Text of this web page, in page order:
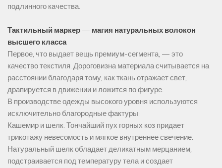
подлинного качества.
Тактильный маркер — магия натуральных волокон
высшего класса
Первое, что выдает вещь премиум-сегмента, — это
качество текстиля. Дороговизна материала считывается на
расстоянии благодаря тому, как ткань отражает свет,
драпируется в движении и ложится по фигуре.
В производстве одежды высокого уровня используются
исключительно благородные фактуры:
Кашемир и шелк. Тончайший пух горных коз придает
трикотажу невесомость и мягкое внутреннее свечение.
Натуральный шелк обладает деликатным мерцанием,
подстраивается под температуру тела и создает